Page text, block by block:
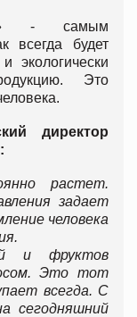
- самым
всегда будет
экологически
Это
директор
растет.
задает
человека
и фруктов
Это тот
всегда. С
сегодняшний